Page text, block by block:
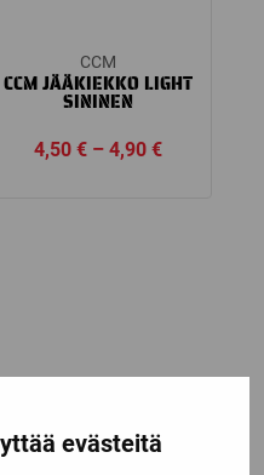
evästeitä
CCM
CCM JÄÄKIEKKO LIGHT
SININEN
4,50€ – 4,90€Price